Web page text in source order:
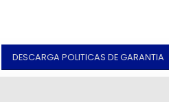
DESCARGA POLITICAS DE GARANTIA